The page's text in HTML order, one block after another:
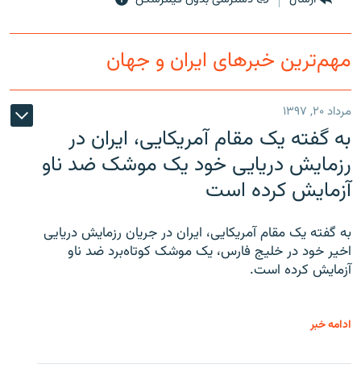
مهم‌ترین خبرهای ایران و جهان
مرداد ۲۰, ۱۳۹۷
به گفته یک مقام آمریکایی، ایران در
رزمایش دریایی خود یک موشک ضد ناو
آزمایش کرده است
به گفته یک مقام آمریکایی، ایران در جریان رزمایش دریایی
اخیر خود در خلیج فارس، یک موشک کوتاه‌برد ضد ناو
آزمایش کرده است.
ادامه خبر